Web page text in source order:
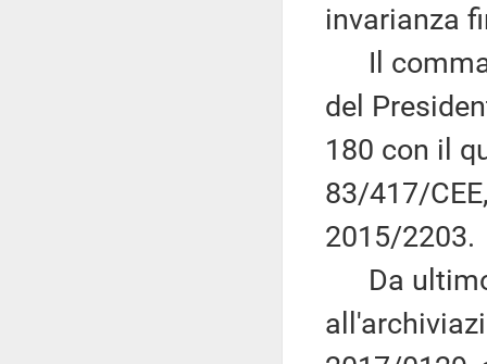
invarianza
Il comma
del
180 con il
83/417/
2015/2203.
Da